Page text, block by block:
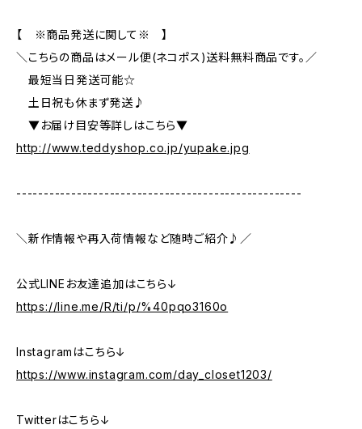
【 ※商品発送に関して※ 】
＼こちらの商品はメール便(ネコポス)送料無料商品です。／
最短当日発送可能☆
土日祝も休まず発送♪
▼お届け目安等詳しはこちら▼
http://www.teddyshop.co.jp/yupake.jpg
----------------------------------------------------
＼新作情報や再入荷情報など随時ご紹介♪／
公式LINEお友達追加はこちら↓
https://line.me/R/ti/p/%40pqo3160o
Instagramはこちら↓
https://www.instagram.com/day_closet1203/
Twitterはこちら↓